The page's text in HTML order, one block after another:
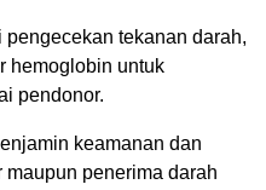
tekanan darah,
hemoglobin untuk
pendonor.
keamanan dan
penerima darah